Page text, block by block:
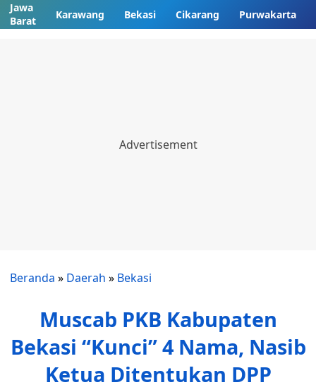
Jawa
Barat
Karawang Bekasi Cikarang Purwakarta
Beranda » Daerah » Bekasi
Muscab PKB Kabupaten
Bekasi “Kunci” 4 Nama, Nasib
Ketua Ditentukan DPP